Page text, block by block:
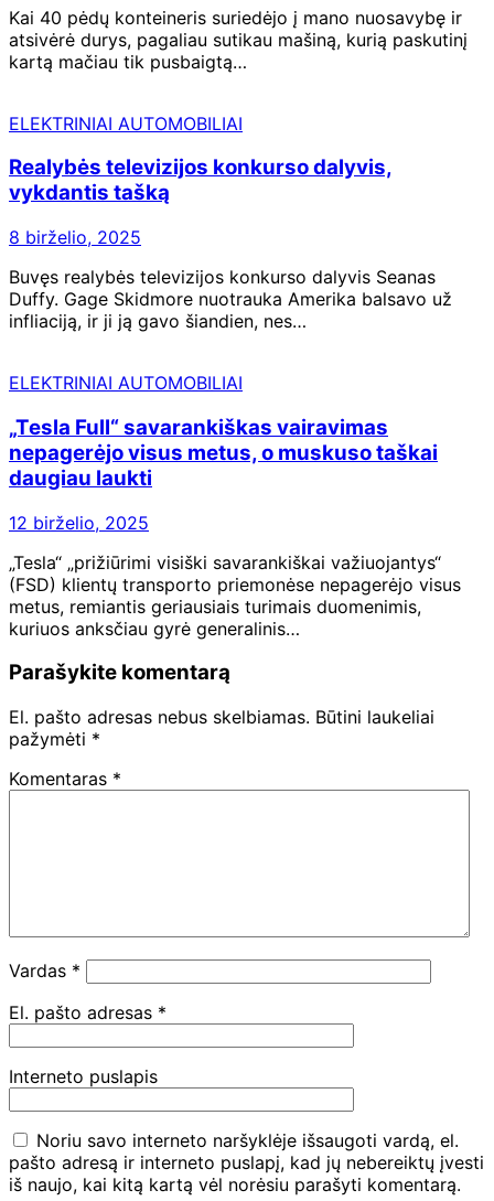
Kai 40 pėdų konteineris suriedėjo į mano nuosavybę ir
atsivėrė durys, pagaliau sutikau mašiną, kurią paskutinį
kartą mačiau tik pusbaigtą…
ELEKTRINIAI AUTOMOBILIAI
Realybės televizijos konkurso dalyvis,
vykdantis tašką
8 birželio, 2025
Buvęs realybės televizijos konkurso dalyvis Seanas
Duffy. Gage Skidmore nuotrauka Amerika balsavo už
infliaciją, ir ji ją gavo šiandien, nes…
ELEKTRINIAI AUTOMOBILIAI
„Tesla Full“ savarankiškas vairavimas
nepagerėjo visus metus, o muskuso taškai
daugiau laukti
12 birželio, 2025
„Tesla“ „prižiūrimi visiški savarankiškai važiuojantys“
(FSD) klientų transporto priemonėse nepagerėjo visus
metus, remiantis geriausiais turimais duomenimis,
kuriuos anksčiau gyrė generalinis…
Parašykite komentarą
El. pašto adresas nebus skelbiamas. Būtini laukeliai
pažymėti *
Komentaras *
Vardas *
El. pašto adresas *
Interneto puslapis
Noriu savo interneto naršyklėje išsaugoti vardą, el.
pašto adresą ir interneto puslapį, kad jų nebereiktų įvesti
iš naujo, kai kitą kartą vėl norėsiu parašyti komentarą.